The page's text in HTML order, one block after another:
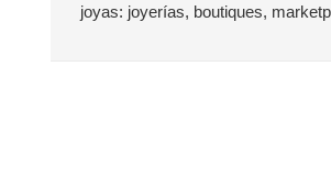
joyas: joyerías, boutiques,